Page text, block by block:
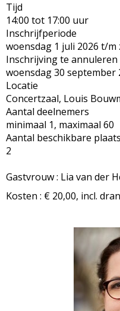
Tijd
14:00 tot 17:00 uur
Inschrijfperiode
woensdag 1 juli 2026 t/
Inschrijving te
woensdag 30 september
Locatie
Concertzaal, Louis
Aantal deelnemers
minimaal 1, maximaal 60
Aantal beschikbare
2
Gastvrouw : Lia van der
Kosten : € 20,00, incl.